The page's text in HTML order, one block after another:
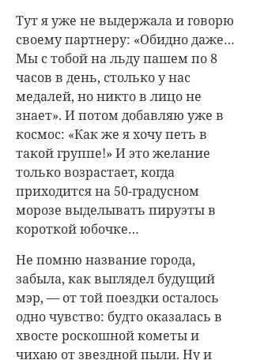
Тут я уже не выдержала и говорю
своему партнеру: «Обидно даже…
Мы с тобой на льду пашем по 8
часов в день, столько у нас
медалей, но никто в лицо не
знает». И потом добавляю уже в
космос: «Как же я хочу петь в
такой группе!» И это желание
только возрастает, когда
приходится на 50-градусном
морозе выделывать пируэты в
короткой юбочке…
Не помню название города,
забыла, как выглядел будущий
мэр, — от той поездки осталось
одно чувство: будто оказалась в
хвосте роскошной кометы и
чихаю от звездной пыли. Ну и